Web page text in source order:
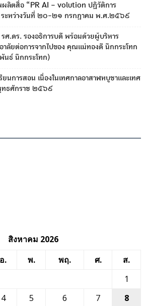
ผลิตสื่อ “PR AI – volution ปฏิวัติการ
ระหว่างวันที่ ๒๐-๒๑ กรกฎาคม พ.ศ.๒๕๖๙
.ดร. รองอธิการบดี พร้อมด้วยผู้บริหาร
าลัยต่อการจากไปของ คุณแม่ทองดี นึกกระโทก
นธ์ นึกกระโทก)
ยนการสอน เนื่องในเทศกาลอาสาฬหบูชาและเทศ
ทธศักราช ๒๕๖๙
สิงหาคม 2026
อ. พ. พฤ. ศ.
ส.
1
4 5 6 7 8